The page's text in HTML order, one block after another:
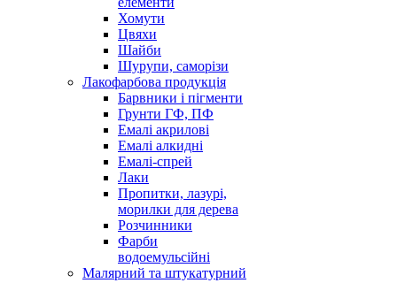
Хомути
Цвяхи
Шайби
Шурупи, саморізи
Лакофарбова продукція
Барвники і пігменти
Грунти ГФ, ПФ
Емалі акрилові
Емалі алкидні
Емалі-спрей
Лаки
Пропитки, лазурі,
морилки для дерева
Розчинники
Фарби
водоемульсійні
Малярний та штукатурний